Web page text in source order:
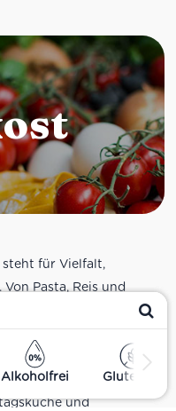
Alkoholfrei Glutenfrei
für Vielfalt,
Pasta, Reis und
Antipasti und
aus
Alle Produkte
Sortiments
und